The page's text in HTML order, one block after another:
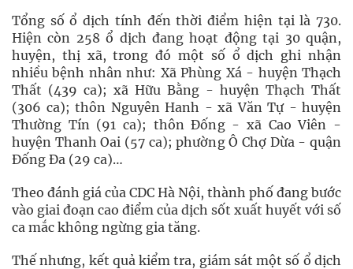
Tổng số ổ dịch tính đến thời điểm hiện tại là 730.
Hiện còn 258 ổ dịch đang hoạt động tại 30 quận,
huyện, thị xã, trong đó một số ổ dịch ghi nhận
nhiều bệnh nhân như: Xã Phùng Xá - huyện Thạch
Thất (439 ca); xã Hữu Bằng - huyện Thạch Thất
(306 ca); thôn Nguyên Hanh - xã Văn Tự - huyện
Thường Tín (91 ca); thôn Đống - xã Cao Viên -
huyện Thanh Oai (57 ca); phường Ô Chợ Dừa - quận
Đống Đa (29 ca)…
Theo đánh giá của CDC Hà Nội, thành phố đang bước
vào giai đoạn cao điểm của dịch sốt xuất huyết với số
ca mắc không ngừng gia tăng.
Thế nhưng, kết quả kiểm tra, giám sát một số ổ dịch